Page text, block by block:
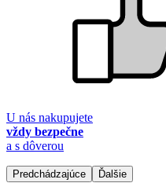
U nás nakupujete
vždy bezpečne
a s dôverou
Predchádzajúce Ďalšie